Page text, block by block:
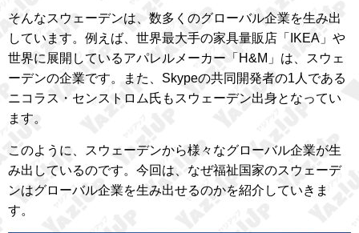
そんなスウェーデンは、数多くのグローバル企業を生み出
しています。例えば、世界最大手の家具量販店「IKEA」や
世界に展開しているアパレルメーカー「H&M」は、スウェ
ーデンの企業です。また、Skypeの共同開発者の1人である
ニコラス・センストロム氏もスウェーデン出身となってい
ます。
このように、スウェーデンから様々なグローバル企業が生
み出しているのです。今回は、なぜ福祉国家のスウェーデ
ンはグローバル企業を生み出せるのかを紹介していきま
す。